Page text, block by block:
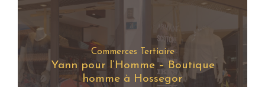
Commerces Tertiaire
Yann pour l’Homme – Boutique
homme à Hossegor